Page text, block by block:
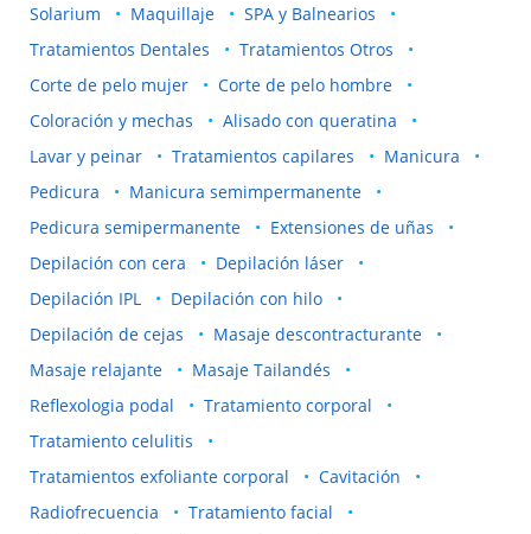
Solarium Maquillaje
SPA y Balnearios
Tratamientos Dentales
Tratamientos Otros
Corte de pelo mujer
Corte de pelo hombre
Coloración y mechas
Alisado con queratina
Lavar y peinar
Tratamientos capilares
Manicura
Pedicura
Manicura semimpermanente
Pedicura semipermanente
Extensiones de uñas
Depilación con cera
Depilación láser
Depilación IPL
Depilación con hilo
Depilación de cejas
Masaje descontracturante
Masaje relajante
Masaje Tailandés
Reflexologia podal
Tratamiento corporal
Tratamiento celulitis
Tratamientos exfoliante corporal
Cavitación
Radiofrecuencia
Tratamiento facial